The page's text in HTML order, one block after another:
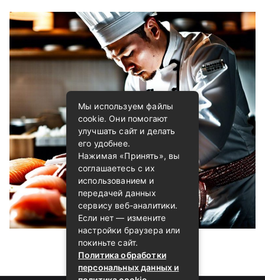
Мы используем файлы
cookie. Они помогают
улучшать сайт и делать
его удобнее.
Нажимая «Принять», вы
соглашаетесь с их
использованием и
передачей данных
сервису веб-аналитики.
Если нет — измените
настройки браузера или
покиньте сайт.
Политика обработки
персональных данных и